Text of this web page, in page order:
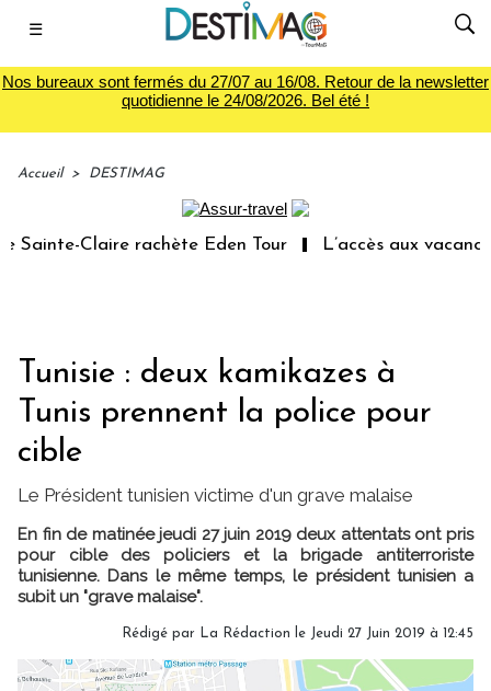
☰
Nos bureaux sont fermés du 27/07 au 16/08. Retour de la newsletter
quotidienne le 24/08/2026. Bel été !
Accueil > DESTIMAG
Claire rachète Eden Tour L’accès aux
Tunisie : deux kamikazes à
Tunis prennent la police pour
cible
Le Président tunisien victime d'un grave malaise
En fin de matinée jeudi 27 juin 2019 deux attentats ont pris
pour cible des policiers et la brigade antiterroriste
tunisienne. Dans le même temps, le président tunisien a
subit un "grave malaise".
Rédigé par La Rédaction le Jeudi 27 Juin 2019 à 12:45